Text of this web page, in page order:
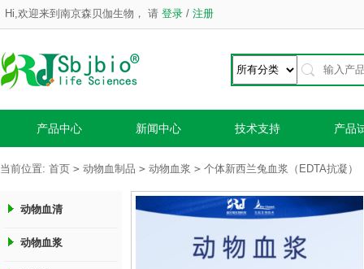
Hi,欢迎来到南京森贝伽生物， 请 登录 / 注册
产品中心 新闻中心 技术支持 产品
当前位置: 首页 > 动物血制品 > 动物血浆 > 个体新西兰兔血浆（EDTA抗凝）
动物血清
动物血浆